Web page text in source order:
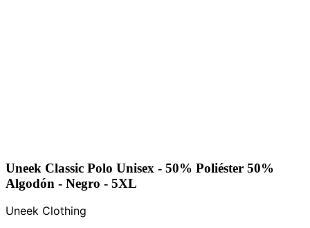
Uneek Classic Polo Unisex - 50% Poliéster 50%
Algodón - Negro - 5XL
Uneek Clothing